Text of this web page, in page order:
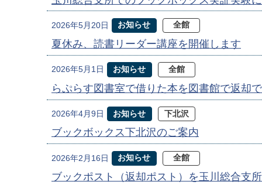
2026年5月20日 お知らせ 全館
夏休み、読書リーダー講座を開催します
2026年5月1日 お知らせ 全館
らぷらす図書室で借りた本を図書館で返却
2026年4月9日 お知らせ 下北沢
ブックボックス下北沢のご案内
2026年2月16日 お知らせ 全館
ブックポスト（返却ポスト）を玉川総合支